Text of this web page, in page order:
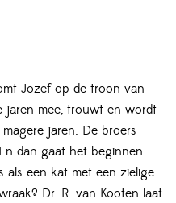
Jozef op de troon van
jaren mee, trouwt en wordt
jaren. De broers
dan gaat het beginnen.
als een kat met een zielige
Dr. R. van Kooten laat